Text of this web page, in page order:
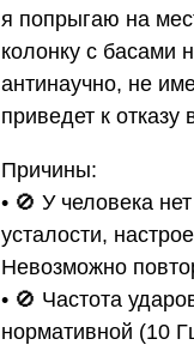
я попрыгаю на
колонку с басами
антинаучно, не
приведет к отказу
Причины:
• 🚫 У человека
усталости,
Невозможно
• 🚫 Частота
нормативной (10